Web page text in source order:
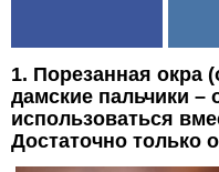
1. Порезанная окра
дамские пальчики –
использоваться
Достаточно только